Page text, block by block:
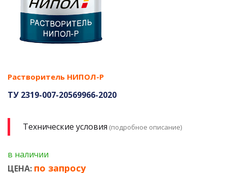
Растворитель НИПОЛ-Р
ТУ 2319-007-20569966-2020
Технические условия (подробное описание)
в наличии
ЦЕНА: по запросу